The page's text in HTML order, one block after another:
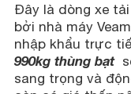
Đây là dòng xe
bởi nhà máy
nhập khẩu trực
990kg thùng bạt
sang trọng và